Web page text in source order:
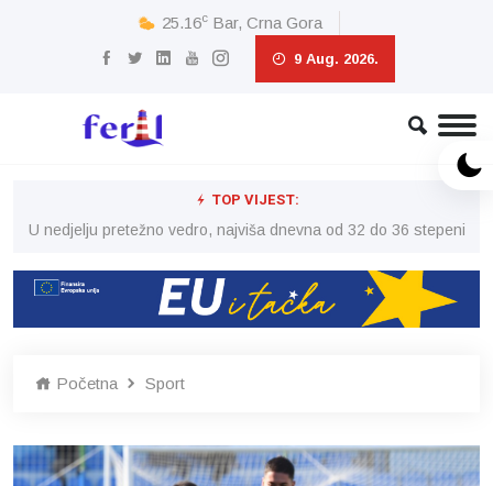
25.16c Bar, Crna Gora
9 Aug. 2026.
TOP VIJEST:
U nedjelju pretežno vedro, najviša dnevna od 32 do 36 stepeni
Početna Sport